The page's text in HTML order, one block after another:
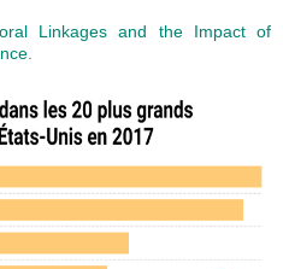
Linkages and the Impact of
.